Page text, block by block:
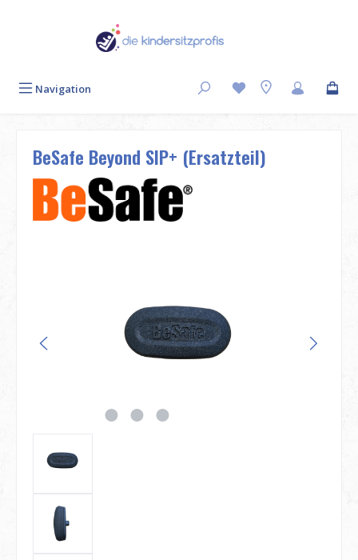
Navigation
BeSafe Beyond SIP+ (Ersatzteil)